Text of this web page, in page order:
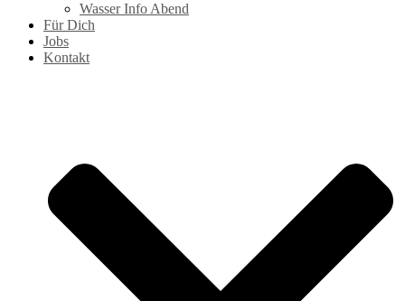
Wasser Info Abend
Für Dich
Jobs
Kontakt